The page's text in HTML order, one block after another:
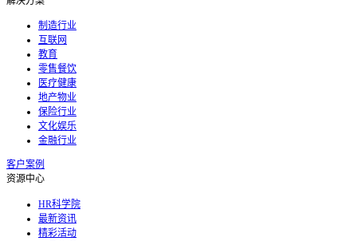
制造行业
互联网
教育
零售餐饮
医疗健康
地产物业
保险行业
文化娱乐
金融行业
客户案例
资源中心
HR科学院
最新资讯
精彩活动